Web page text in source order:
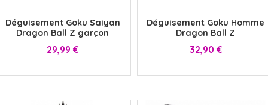
Déguisement Goku Saiyan
Dragon Ball Z garçon
Prix
29,99 €
Déguisement Goku Homme
Dragon Ball Z
Prix
32,90 €